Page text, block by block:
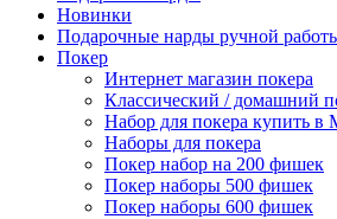
Новинки
Подарочные нарды ручной
Покер
Интернет магазин покера
Классический / домашний
Набор для покера купить в
Наборы для покера
Покер набор на 200 фишек
Покер наборы 500 фишек
Покер наборы 600 фишек